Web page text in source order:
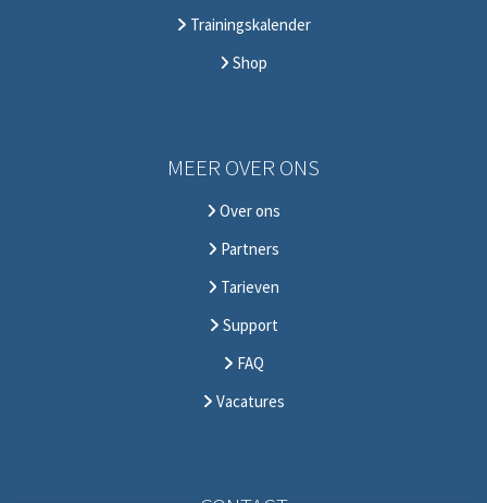
Trainingskalender
Shop
MEER OVER ONS
Over ons
Partners
Tarieven
Support
FAQ
Vacatures